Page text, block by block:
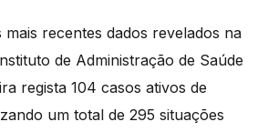
recentes dados revelados na
de Administração de Saúde
regista 104 casos ativos de
um total de 295 situações